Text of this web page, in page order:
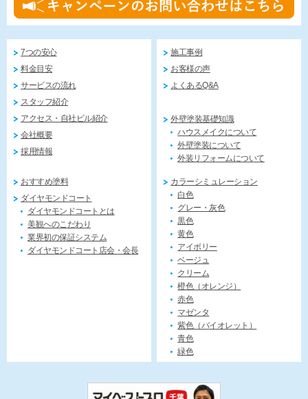
7つの安心
料金目安
サービスの流れ
スタッフ紹介
アクセス・自社ビル紹介
会社概要
採用情報
施工事例
お客様の声
よくあるQ&A
外壁塗装基礎知識
ハウスメイクについて
外壁塗装について
外装リフォームについて
おすすめ塗料
ダイヤモンドコート
ダイヤモンドコートとは
美観へのこだわり
業界初の保証システム
ダイヤモンドコート店会・会長
カラーシミュレーション
白色
グレー・灰色
黒色
黄色
アイボリー
ベージュ
クリーム
橙色（オレンジ）
赤色
マゼンタ
紫色（バイオレット）
青色
緑色